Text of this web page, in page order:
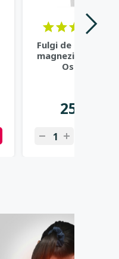
Fulgi de baie
magneziu si
25.42